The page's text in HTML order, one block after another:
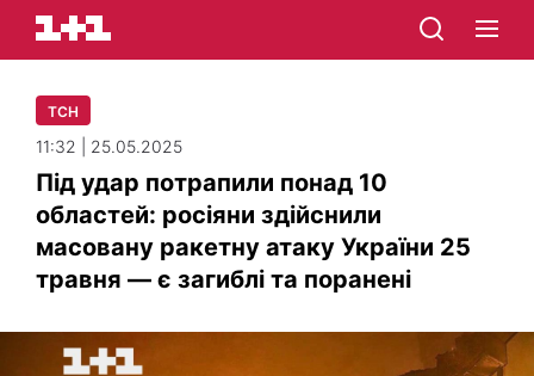
ТСН
11:32 | 25.05.2025
Під удар потрапили понад 10
областей: росіяни здійснили
масовану ракетну атаку України 25
травня — є загиблі та поранені